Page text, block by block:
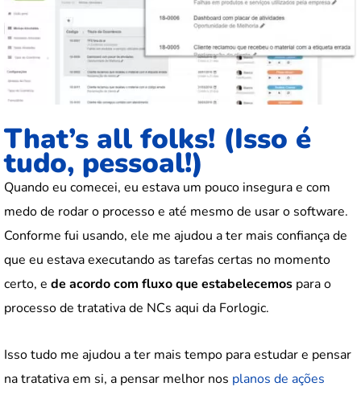
That’s all folks! (Isso é
tudo, pessoal!)
Quando eu comecei, eu estava um pouco insegura e com
medo de rodar o processo e até mesmo de usar o software.
Conforme fui usando, ele me ajudou a ter mais confiança de
que eu estava executando as tarefas certas no momento
certo, e de acordo com fluxo que estabelecemos para o
processo de tratativa de NCs aqui da Forlogic.
Isso tudo me ajudou a ter mais tempo para estudar e pensar
na tratativa em si, a pensar melhor nos planos de ações